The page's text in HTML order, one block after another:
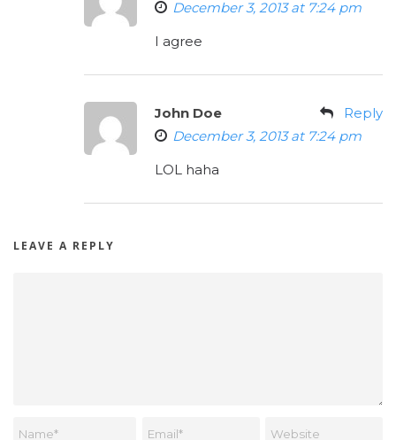
December 3, 2013 at 7:24 pm
I agree
John Doe
December 3, 2013 at 7:24 pm
Reply
LOL haha
LEAVE A REPLY